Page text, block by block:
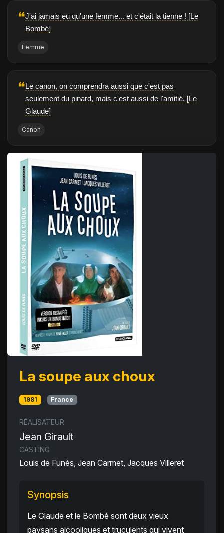
❝J'ai jamais eu qu'une femme... et c'était la tienne ! [Le
Bombé]
Femme
❝Le canon, on comprendra aussi que c'est pas
seulement du pinard, mais c'est aussi de l'amitié. [Le
Glaude]
Canon
La soupe aux choux
1981 France
RÉALISATEUR
Jean Girault
CASTING
Louis de Funès, Jean Carmet, Jacques Villeret
Synopsis
Le Glaude et le Bombé sont deux vieux
paysans alcooliques et truculents qui vivent